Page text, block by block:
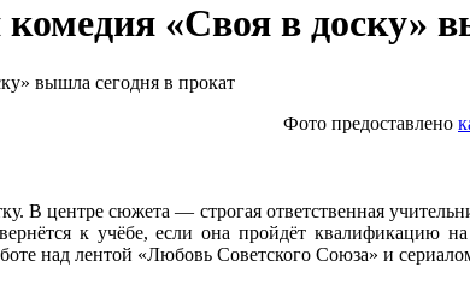
комедия «Своя в доску»
Фото предоставлено
В центре сюжета — строгая ответственная
к учёбе, если она пройдёт
над лентой «Любовь Советского Союза» и